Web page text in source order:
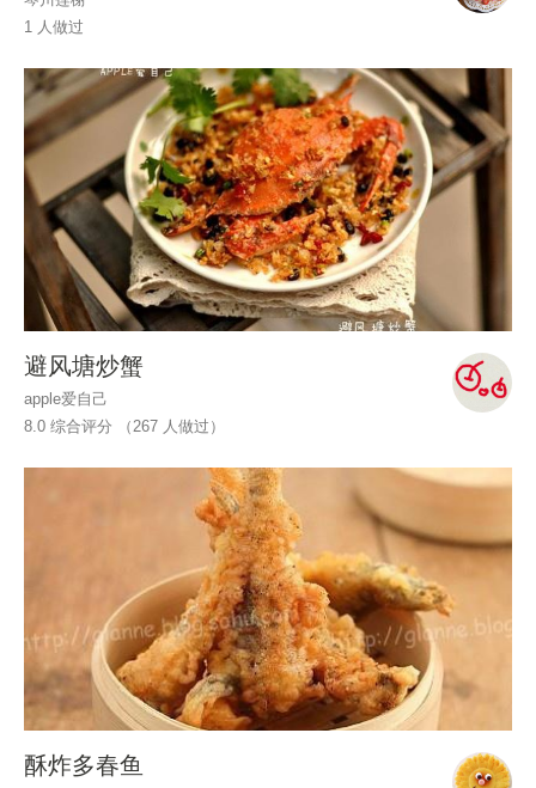
1 人做过
避风塘炒蟹
apple爱自己
8.0 综合评分 （267 人做过）
酥炸多春鱼